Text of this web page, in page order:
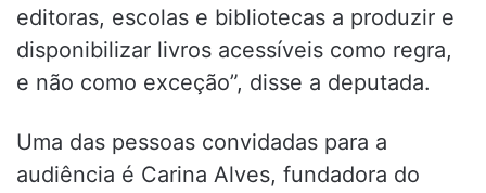
editoras, escolas e bibliotecas a produzir e
disponibilizar livros acessíveis como regra,
e não como exceção”, disse a deputada.
Uma das pessoas convidadas para a
audiência é Carina Alves, fundadora do